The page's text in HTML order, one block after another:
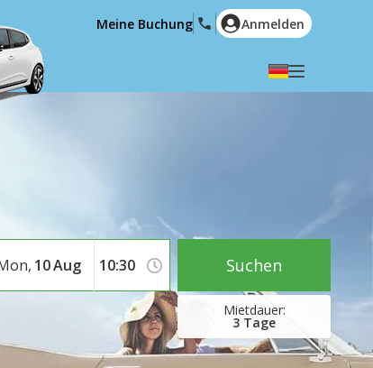
English (US)
Polski
Română
Ελληνικά
Hrvatski
العربية
Meine Buchung Anmelden
3 Tage
10Aug Suchen